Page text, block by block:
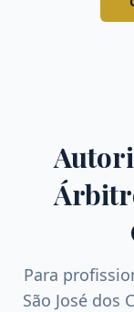
Para
São José dos